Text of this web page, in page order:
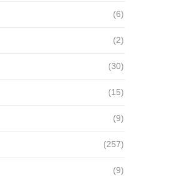
(6)
(2)
(30)
(15)
(9)
(257)
(9)